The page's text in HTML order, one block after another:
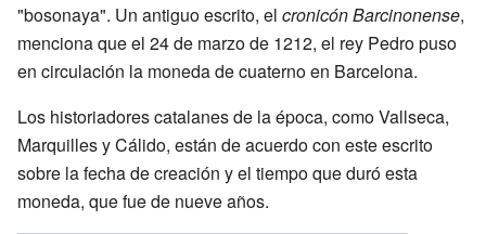
"bosonaya". Un antiguo escrito, el cronicón Barcinonense,
menciona que el 24 de marzo de 1212, el rey Pedro puso
en circulación la moneda de cuaterno en Barcelona.
Los historiadores catalanes de la época, como Vallseca,
Marquilles y Cálido, están de acuerdo con este escrito
sobre la fecha de creación y el tiempo que duró esta
moneda, que fue de nueve años.